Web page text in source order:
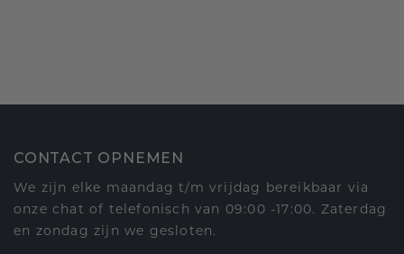
CONTACT OPNEMEN
We zijn elke maandag t/m vrijdag bereikbaar via
onze chat of telefonisch van 09:00 -17:00. Zaterdag
en zondag zijn we gesloten.